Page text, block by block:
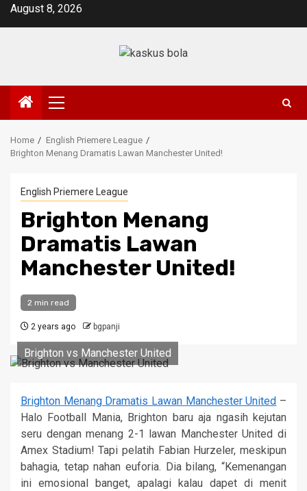
SkipAugust 8, 2026
Primary
Menu
Home
English Priemere League
Brighton Menang Dramatis Lawan Manchester United!
English Priemere League
Brighton Menang
Dramatis Lawan
Manchester United!
2 min read
2 years ago bgpanji
Brighton vs Manchester United
Brighton Menang Dramatis Lawan Manchester United –
Halo Football Mania, Brighton baru aja ngasih kejutan
seru dengan menang 2-1 lawan Manchester United di
Amex Stadium! Tapi pelatih Fabian Hurzeler, meskipun
bahagia, tetap nahan euforia. Dia bilang, “Kemenangan
ini emosional banget, apalagi kalau dapet di menit